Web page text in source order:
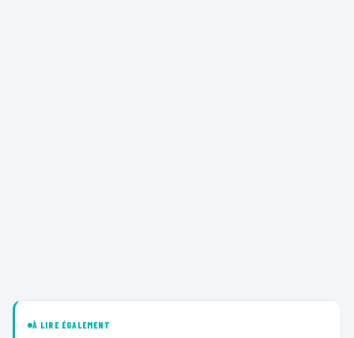
À LIRE ÉGALEMENT